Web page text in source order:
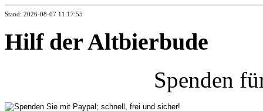
Stand: 2026-08-07 11:17:55
Hilf der Altbierbude
Spenden